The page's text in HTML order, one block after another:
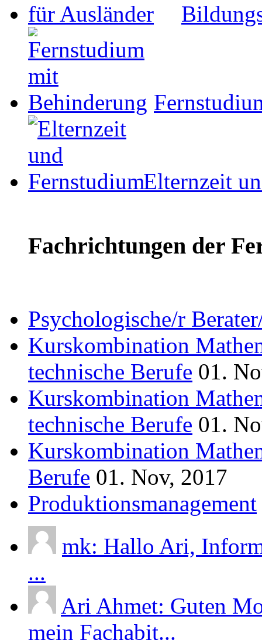
Elternzeit
Fachrichtungen der
Psychologische/r
Kurskombination
technische Berufe 01.
Kurskombination
technische Berufe 01.
Kurskombination
Berufe 01. Nov, 2017
Produktionsmanagement
mk: Hallo Ari,
...
Ari Ahmet: Guten
mein Fachabit...